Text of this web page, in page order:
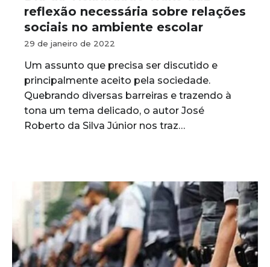
reflexão necessária sobre relações
sociais no ambiente escolar
29 de janeiro de 2022
Um assunto que precisa ser discutido e
principalmente aceito pela sociedade.
Quebrando diversas barreiras e trazendo à
tona um tema delicado, o autor José
Roberto da Silva Júnior nos traz…